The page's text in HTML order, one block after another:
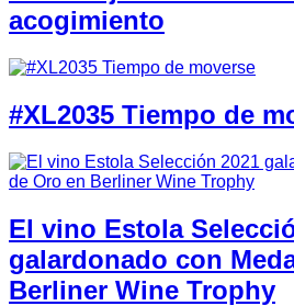
acogimiento
#XL2035 Tiempo de
El vino Estola
galardonado con
Berliner Wine Trophy